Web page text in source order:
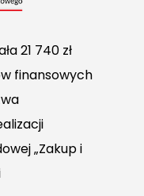
21 740 zł
finansowych
„Zakup i